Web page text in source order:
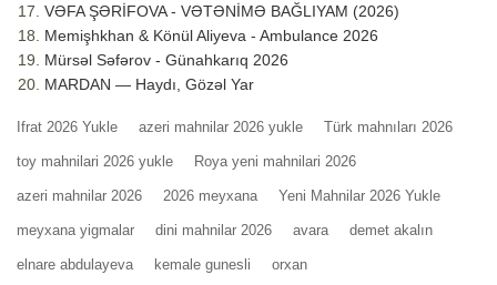
VƏFA ŞƏRİFOVA - VƏTƏNİMƏ BAĞLIYAM (2026)
Memişhkhan & Könül Aliyeva - Ambulance 2026
Mürsəl Səfərov - Günahkarıq 2026
MARDAN — Haydı, Gözəl Yar
Ifrat 2026 Yukle azeri mahnilar 2026 yukle Türk mahnıları 2026
toy mahnilari 2026 yukle Roya yeni mahnilari 2026
azeri mahnilar 2026 2026 meyxana Yeni Mahnilar 2026 Yukle
meyxana yigmalar dini mahnilar 2026 avara demet akalın
elnare abdulayeva kemale gunesli orxan